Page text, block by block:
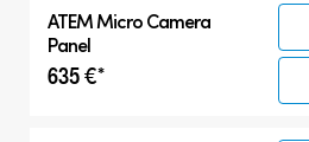
ATEM Micro Camera
Panel
635 €*